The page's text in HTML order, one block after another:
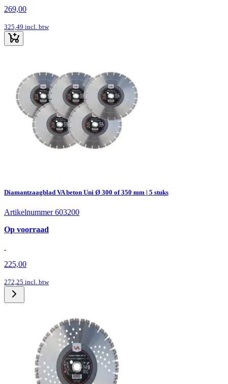
269,00
325,49 incl. btw
Diamantzaagblad VA beton Uni Ø 300 of 350 mm | 5 stuks
Artikelnummer 603200
Op voorraad
225,00
272,25 incl. btw